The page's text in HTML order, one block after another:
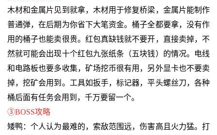
木材和金属片见到就拿，木材用于修复桥梁，金属片能制作
普通弹，在后期为你省下大笔资金。桶子全都要拿，没有作
用的桶子也能卖很贵。红包真缺钱就不要开，直接卖掉，不
然就可能会出现十个红包九张纸条（五块钱）的情况。电线
和电路板也要多收集，矿场挖币很有用，另外显卡也不要卖
掉，挖矿会用到。工具如扳手，标记器，平头螺丝刀，各种
桶后面有任务会用到，千万要留一个。
③BOSS攻略
矮鸭：个人认为最难的，索敌范围远，伤害高且火力猛。打